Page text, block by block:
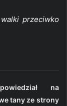
przeciwko
na
tany ze strony